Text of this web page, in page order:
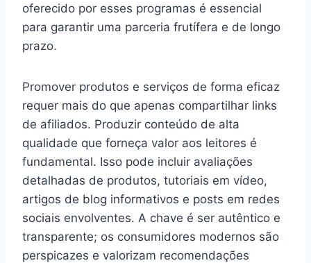
oferecido por esses programas é essencial
para garantir uma parceria frutífera e de longo
prazo.
Promover produtos e serviços de forma eficaz
requer mais do que apenas compartilhar links
de afiliados. Produzir conteúdo de alta
qualidade que forneça valor aos leitores é
fundamental. Isso pode incluir avaliações
detalhadas de produtos, tutoriais em vídeo,
artigos de blog informativos e posts em redes
sociais envolventes. A chave é ser autêntico e
transparente; os consumidores modernos são
perspicazes e valorizam recomendações